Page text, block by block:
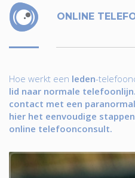
ONLINE
Hoe werkt een leden-
lid naar normale
contact met een
hier het eenvoudige
online telefoonconsult.